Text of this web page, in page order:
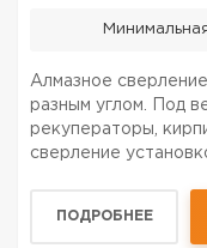
Алмазное
разным углом. Под
рекуператоры,
сверление
усилен...
ПОДРОБНЕЕ